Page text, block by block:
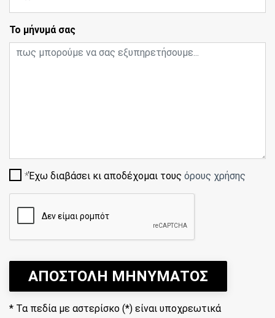
Το μήνυμά σας
Έχω διαβάσει κι αποδέχομαι τους όρους χρήσης
ΑΠΟΣΤΟΛΗ ΜΗΝΥΜΑΤΟΣ
* Τα πεδία με αστερίσκο (*) είναι υποχρεωτικά